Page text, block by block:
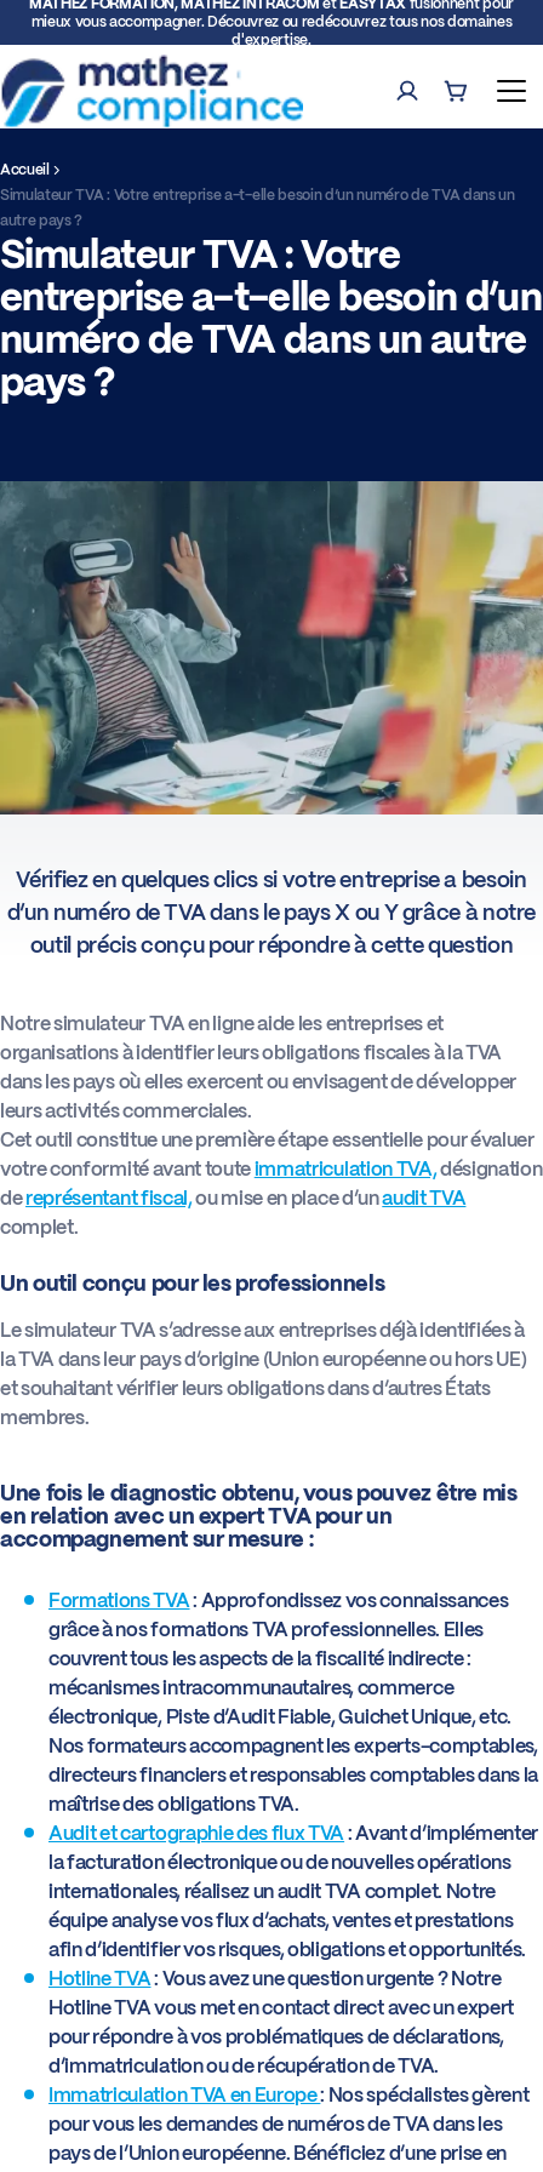
mieux vous accompagner. Découvrez ou redécouvrez tous nos domaines
d'expertise.
ComptePanier (0)
Formations
Expertise TVA et Douane
Facturation électronique
Déclarations intracommunautaires
Actus
Boîte à outils
Accueil
Simulateur TVA : Votre entreprise a-t-elle besoin d’un numéro de TVA dans un
autre pays ?
Simulateur TVA : Votre
entreprise a-t-elle besoin d’un
numéro de TVA dans un autre
pays ?
Vérifiez en quelques clics si votre entreprise a besoin
d’un numéro de TVA dans le pays X ou Y grâce à notre
outil précis conçu pour répondre à cette question
Notre simulateur TVA en ligne aide les entreprises et
organisations à identifier leurs obligations fiscales à la TVA
dans les pays où elles exercent ou envisagent de développer
leurs activités commerciales.
Cet outil constitue une première étape essentielle pour évaluer
votre conformité avant touteimmatriculation TVA,désignation
dereprésentant fiscal,ou mise en place d’unaudit TVA
complet.
Un outil conçu pour les professionnels
Le simulateur TVA s’adresse aux entreprises déjà identifiées à
la TVA dans leur pays d’origine (Union européenne ou hors UE)
et souhaitant vérifier leurs obligations dans d’autres États
membres.
Une fois le diagnostic obtenu, vous pouvez être mis
en relation avec un expert TVA pour un
accompagnement sur mesure :
Formations TVA: Approfondissez vos connaissances
grâce à nos formations TVA professionnelles. Elles
couvrent tous les aspects de la fiscalité indirecte :
mécanismes intracommunautaires, commerce
électronique, Piste d’Audit Fiable, Guichet Unique, etc.
Nos formateurs accompagnent les experts-comptables,
directeurs financiers et responsables comptables dans la
maîtrise des obligations TVA.
Audit et cartographie des flux TVA: Avant d’implémenter
la facturation électronique ou de nouvelles opérations
internationales, réalisez un audit TVA complet. Notre
équipe analyse vos flux d’achats, ventes et prestations
afin d’identifier vos risques, obligations et opportunités.
Hotline TVA: Vous avez une question urgente ? Notre
Hotline TVA vous met en contact direct avec un expert
pour répondre à vos problématiques de déclarations,
d’immatriculation ou de récupération de TVA.
Immatriculation TVA en Europe: Nos spécialistes gèrent
pour vous les demandes de numéros de TVA dans les
pays de l’Union européenne. Bénéficiez d’une prise en